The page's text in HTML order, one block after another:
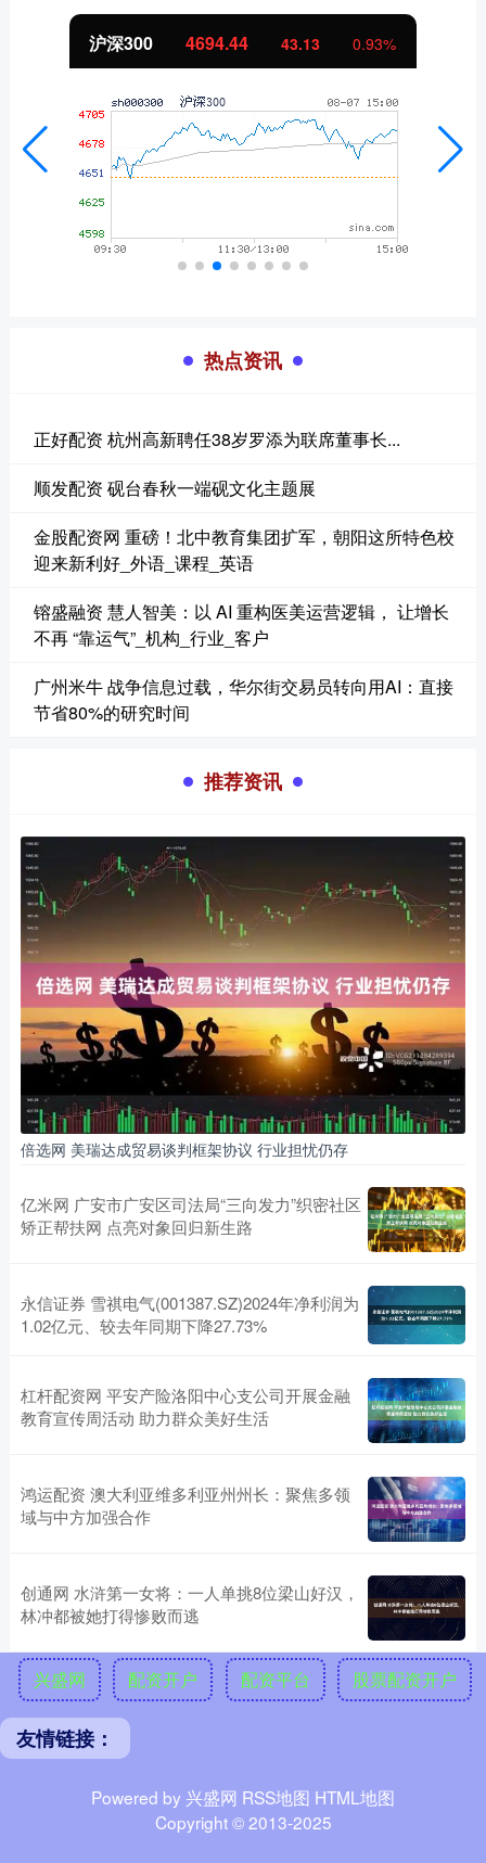
北证50 1134.24 11.37 1.01%
热点资讯
正好配资 杭州高新聘任38岁罗添为联席董事长...
顺发配资 砚台春秋一端砚文化主题展
金股配资网 重磅！北中教育集团扩军，朝阳这所特色校
迎来新利好_外语_课程_英语
镕盛融资 慧人智美：以 AI 重构医美运营逻辑， 让增长
不再 “靠运气”_机构_行业_客户
广州米牛 战争信息过载，华尔街交易员转向用AI：直接
节省80%的研究时间
推荐资讯
倍选网 美瑞达成贸易谈判框架协议 行业担忧仍存
亿米网 广安市广安区司法局“三向发力”织密社区
矫正帮扶网 点亮对象回归新生路
永信证券 雪祺电气(001387.SZ)2024年净利润为
1.02亿元、较去年同期下降27.73%
杠杆配资网 平安产险洛阳中心支公司开展金融
教育宣传周活动 助力群众美好生活
鸿运配资 澳大利亚维多利亚州州长：聚焦多领
域与中方加强合作
创通网 水浒第一女将：一人单挑8位梁山好汉，
林冲都被她打得惨败而逃
兴盛网 配资开户 配资平台 股票配资开户
友情链接：
Powered by 兴盛网 RSS地图 HTML地图
Copyright© 2013-2025